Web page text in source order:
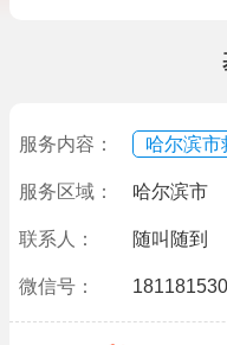
服务内容： 哈尔滨市
服务区域： 哈尔滨市
联系人： 随叫随到
微信号：